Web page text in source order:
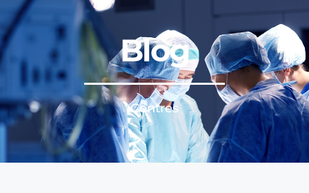
Blog
Centres